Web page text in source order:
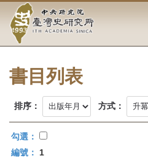
要
中
央
研
究
院-
臺
灣
書目列表
排序： 方式：
勾選：
編號：
1